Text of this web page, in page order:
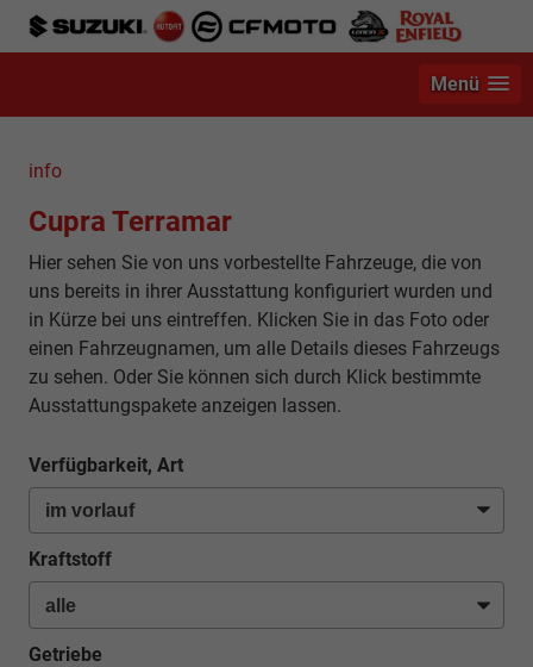
Menü
info
Cupra Terramar
Hier sehen Sie von uns vorbestellte Fahrzeuge, die von
uns bereits in ihrer Ausstattung konfiguriert wurden und
in Kürze bei uns eintreffen. Klicken Sie in das Foto oder
einen Fahrzeugnamen, um alle Details dieses Fahrzeugs
zu sehen. Oder Sie können sich durch Klick bestimmte
Ausstattungspakete anzeigen lassen.
Verfügbarkeit, Art
Kraftstoff
Getriebe